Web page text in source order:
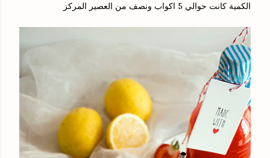
الكمية كانت حوالي 5 اكواب ونصف من العصير المركز